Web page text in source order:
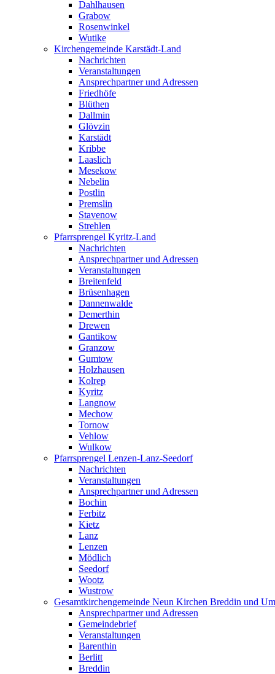
Dahlhausen
Grabow
Rosenwinkel
Wutike
Kirchengemeinde Karstädt-Land
Nachrichten
Veranstaltungen
Ansprechpartner und Adressen
Friedhöfe
Blüthen
Dallmin
Glövzin
Karstädt
Kribbe
Laaslich
Mesekow
Nebelin
Postlin
Premslin
Stavenow
Strehlen
Pfarrsprengel Kyritz-Land
Nachrichten
Ansprechpartner und Adressen
Veranstaltungen
Breitenfeld
Brüsenhagen
Dannenwalde
Demerthin
Drewen
Gantikow
Granzow
Gumtow
Holzhausen
Kolrep
Kyritz
Langnow
Mechow
Tornow
Vehlow
Wulkow
Pfarrsprengel Lenzen-Lanz-Seedorf
Nachrichten
Veranstaltungen
Ansprechpartner und Adressen
Bochin
Ferbitz
Kietz
Lanz
Lenzen
Mödlich
Seedorf
Wootz
Wustrow
Gesamtkirchengemeinde Neun Kirchen Breddin und
Ansprechpartner und Adressen
Gemeindebrief
Veranstaltungen
Barenthin
Berlitt
Breddin